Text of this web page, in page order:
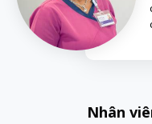
Nhân